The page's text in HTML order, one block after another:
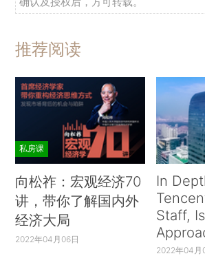
推荐阅读
私房课
向松祚：宏观经济70
讲，带你了解国内外
经济大局
2022年04月06日
In
Staff,
2022年04月